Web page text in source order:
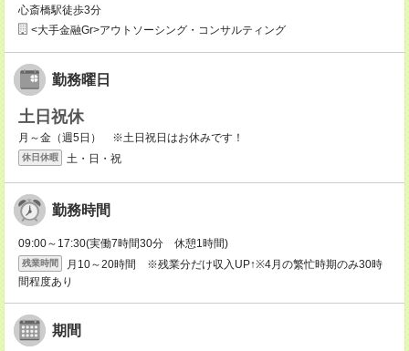
心斎橋駅徒歩3分
<大手金融Gr>アウトソーシング・コンサルティング
勤務曜日
土日祝休
月～金（週5日） ※土日祝日はお休みです！
休日休暇 土・日・祝
勤務時間
09:00～17:30(実働7時間30分 休憩1時間)
残業時間
月10～20時間 ※残業分だけ収入UP↑※4月の繁忙時期のみ30時
間程度あり
期間